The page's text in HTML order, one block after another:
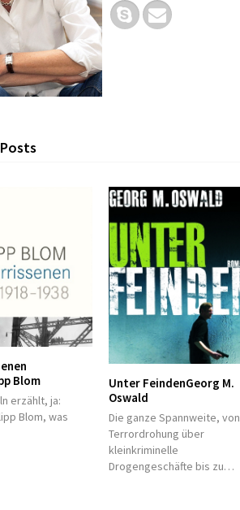
Blom
erzählt, ja:
Blom, was
Unter FeindenGeorg M.
Oswald
Die ganze Spannweite, von
Terrordrohung über
kleinkriminelle
Drogengeschäfte bis zu…